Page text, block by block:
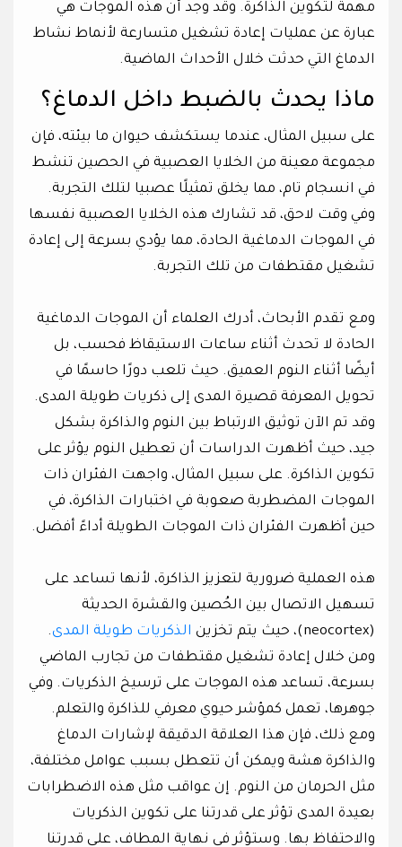
مهمة لتكوين الذاكرة. وقد وجد أن هذه الموجات هي
عبارة عن عمليات إعادة تشغيل متسارعة لأنماط نشاط
الدماغ التي حدثت خلال الأحداث الماضية.
ماذا يحدث بالضبط داخل الدماغ؟
على سبيل المثال، عندما يستكشف حيوان ما بيئته، فإن
مجموعة معينة من الخلايا العصبية في الحصين تنشط
في انسجام تام، مما يخلق تمثيلًا عصبيا لتلك التجربة.
وفي وقت لاحق، قد تشارك هذه الخلايا العصبية نفسها
في الموجات الدماغية الحادة، مما يؤدي بسرعة إلى إعادة
تشغيل مقتطفات من تلك التجربة.
ومع تقدم الأبحاث، أدرك العلماء أن الموجات الدماغية
الحادة لا تحدث أثناء ساعات الاستيقاظ فحسب، بل
أيضًا أثناء النوم العميق. حيث تلعب دورًا حاسمًا في
تحويل المعرفة قصيرة المدى إلى ذكريات طويلة المدى.
وقد تم الآن توثيق الارتباط بين النوم والذاكرة بشكل
جيد، حيث أظهرت الدراسات أن تعطيل النوم يؤثر على
تكوين الذاكرة. على سبيل المثال، واجهت الفئران ذات
الموجات المضطربة صعوبة في اختبارات الذاكرة، في
حين أظهرت الفئران ذات الموجات الطويلة أداءً أفضل.
هذه العملية ضرورية لتعزيز الذاكرة، لأنها تساعد على
تسهيل الاتصال بين الحُصين والقشرة الحديثة
(neocortex)، حيث يتم تخزين
الذكريات طويلة المدى.
ومن خلال إعادة تشغيل مقتطفات من تجارب الماضي
بسرعة، تساعد هذه الموجات على ترسيخ الذكريات. وفي
جوهرها، تعمل كمؤشر حيوي معرفي للذاكرة والتعلم.
ومع ذلك، فإن هذا العلاقة الدقيقة لإشارات الدماغ
والذاكرة هشة ويمكن أن تتعطل بسبب عوامل مختلفة،
مثل الحرمان من النوم. إن عواقب مثل هذه الاضطرابات
بعيدة المدى تؤثر على قدرتنا على تكوين الذكريات
والاحتفاظ بها. وستؤثر في نهاية المطاف، على قدرتنا